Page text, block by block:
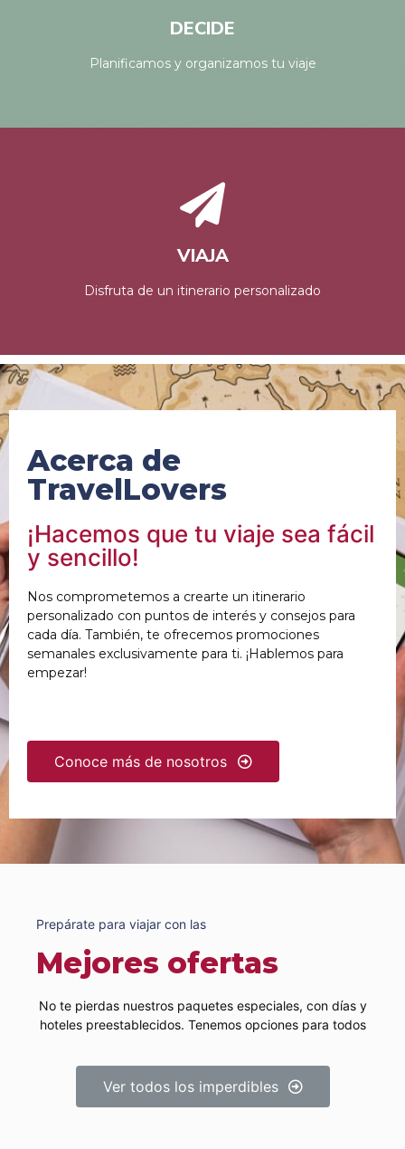
DECIDE
Planificamos y organizamos tu viaje
VIAJA
Disfruta de un itinerario personalizado
Acerca de
TravelLovers
¡Hacemos que tu viaje sea fácil
y sencillo!
Nos comprometemos a crearte un itinerario
personalizado con puntos de interés y consejos para
cada día. También, te ofrecemos promociones
semanales exclusivamente para ti. ¡Hablemos para
empezar!
Conoce más de nosotros
Prepárate para viajar con las
Mejores ofertas
No te pierdas nuestros paquetes especiales, con días y
hoteles preestablecidos. Tenemos opciones para todos
Ver todos los imperdibles